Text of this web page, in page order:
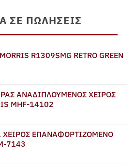
ΣΕ ΠΩΛΉΣΕΙΣ
R1309SMG RETRO GREEN
ΑΝΑΔΙΠΛΟΥΜΕΝΟΣ ΧΕΙΡΟΣ
MHF-14102
ΧΕΙΡΟΣ ΕΠΑΝΑΦΟΡΤΙΖΟΜΕΝΟ
7143